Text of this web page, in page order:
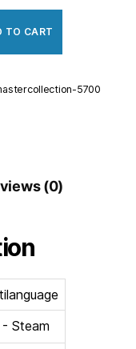
TO CART
5700
(0)
- Steam